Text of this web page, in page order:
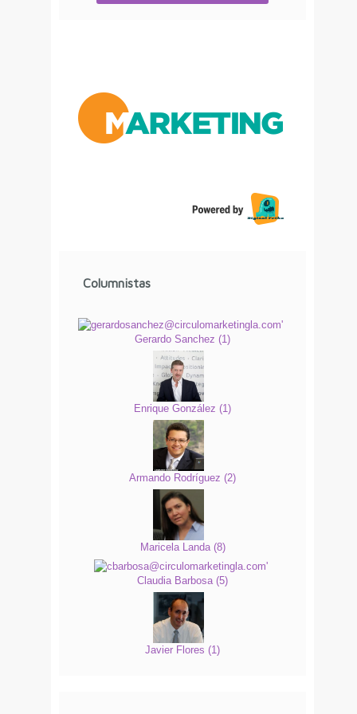
Columnistas
Gerardo Sanchez (1)
Enrique González (1 )
Armando Rodríguez (2)
Maricela Landa (8)
Claudia Barbosa (5)
Javier Flores (1)